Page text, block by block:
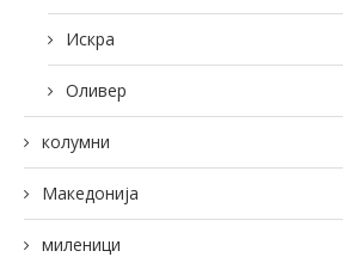
Искра
Оливер
колумни
Македонија
миленици